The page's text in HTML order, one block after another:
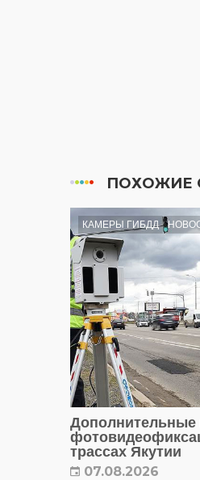
ПОХОЖИЕ
КАМЕРЫ ГИБДД
Дополнительные
трассах Якутии
07.08.2026